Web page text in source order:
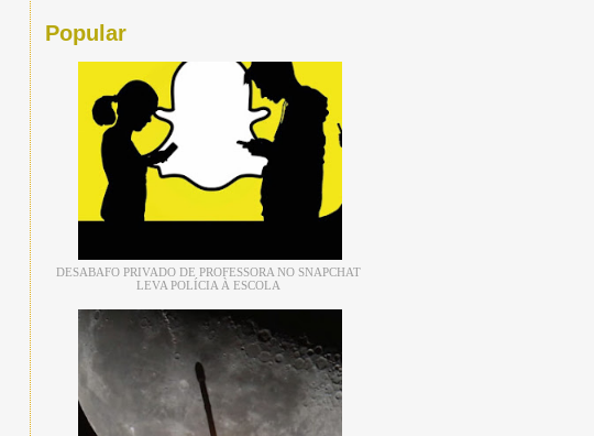
Popular
DESABAFO PRIVADO DE PROFESSORA NO SNAPCHAT
LEVA POLÍCIA À ESCOLA